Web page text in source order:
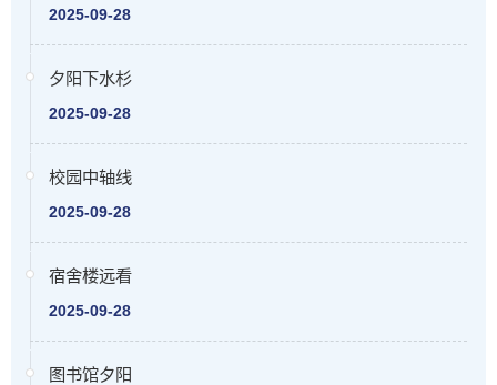
2025-09-28
夕阳下水杉
2025-09-28
校园中轴线
2025-09-28
宿舍楼远看
2025-09-28
图书馆夕阳